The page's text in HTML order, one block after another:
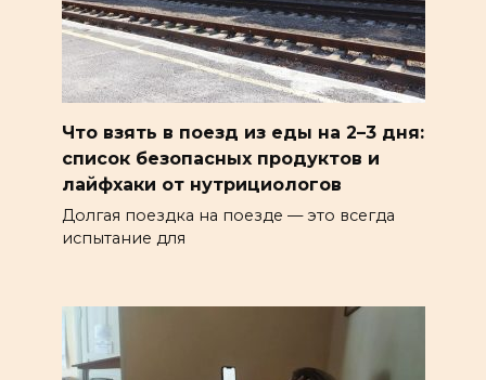
Что взять в поезд из еды на 2–3 дня:
список безопасных продуктов и
лайфхаки от нутрициологов
Долгая поездка на поезде — это всегда
испытание для